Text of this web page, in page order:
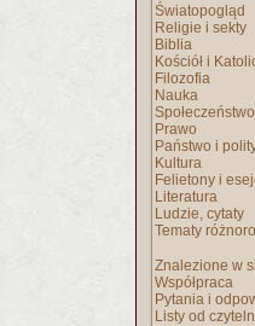
Światopogląd
Religie i sekty
Biblia
Kościół i
Filozofia
Nauka
Społeczeństwo
Prawo
Państwo i
Kultura
Felietony i
Literatura
Ludzie, cytaty
Tematy
Znalezione w
Współpraca
Pytania i
Listy od